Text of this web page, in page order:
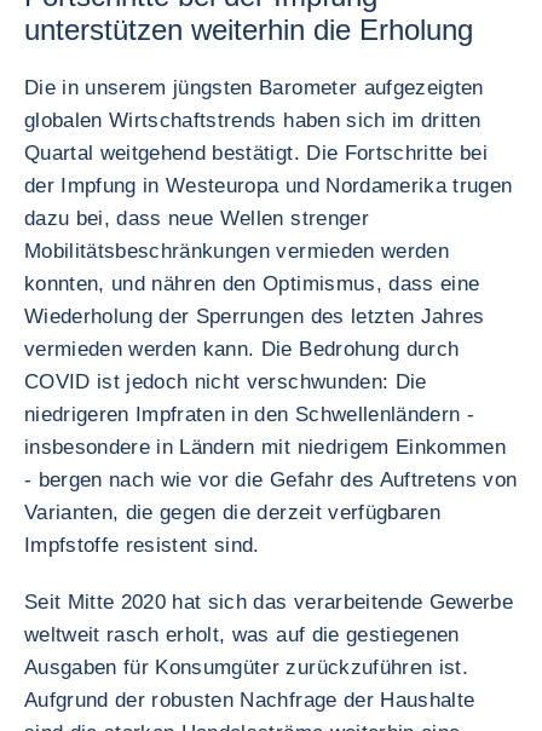
unterstützen weiterhin die Erholung
Die in unserem jüngsten Barometer aufgezeigten
globalen Wirtschaftstrends haben sich im dritten
Quartal weitgehend bestätigt. Die Fortschritte bei
der Impfung in Westeuropa und Nordamerika trugen
dazu bei, dass neue Wellen strenger
Mobilitätsbeschränkungen vermieden werden
konnten, und nähren den Optimismus, dass eine
Wiederholung der Sperrungen des letzten Jahres
vermieden werden kann. Die Bedrohung durch
COVID ist jedoch nicht verschwunden: Die
niedrigeren Impfraten in den Schwellenländern -
insbesondere in Ländern mit niedrigem Einkommen
- bergen nach wie vor die Gefahr des Auftretens von
Varianten, die gegen die derzeit verfügbaren
Impfstoffe resistent sind.
Seit Mitte 2020 hat sich das verarbeitende Gewerbe
weltweit rasch erholt, was auf die gestiegenen
Ausgaben für Konsumgüter zurückzuführen ist.
Aufgrund der robusten Nachfrage der Haushalte